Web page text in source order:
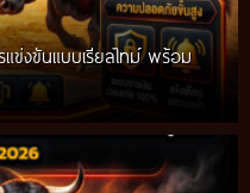
ข่งขันแบบเรียลไทม์ พร้อม